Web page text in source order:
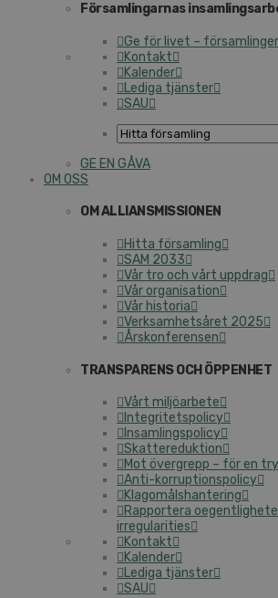
Församlingarnas
Ge för livet –
Kontakt
Kalender
Lediga tjänster
SAU
GE EN GÅVA
OM OSS
OM ALLIANSMISSIONEN
Hitta församling
SAM 2033
Vår tro och vårt uppdrag
Vår organisation
Vår historia
Verksamhetsåret 2025
Årskonferensen
TRANSPARENS OCH ÖPPENHET
Vårt miljöarbete
Integritetspolicy
Insamlingspolicy
Skattereduktion
Mot övergrepp – för en
Anti-korruptionspolicy
Klagomålshantering
Rapportera
irregularities
Kontakt
Kalender
Lediga tjänster
SAU